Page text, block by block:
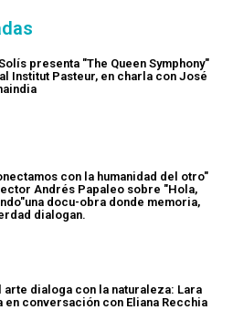
presenta "The Queen Symphony"
Institut Pasteur, en charla con José
con la humanidad del otro"
Andrés Papaleo sobre "Hola,
docu-obra donde memoria,
dialogan.
arte dialoga con la naturaleza: Lara
en conversación con Eliana Recchia